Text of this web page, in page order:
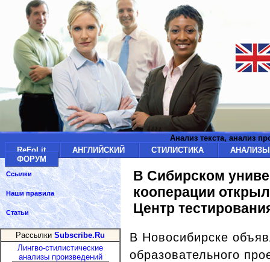
Анализ текста, анализ
ReFoLit
АНГЛИЙСКИЙ СТИЛИСТИКА
ФОРУМ
В Сибирском
кооперации
Центр
В Новосибирске
образовательного
Ссылки
Наши правила
Статьи
Рассылки Subscribe.Ru
Лингво-стилистические
анализы произведений